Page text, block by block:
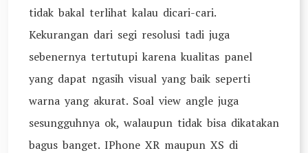
tidak bakal terlihat kalau dicari-cari.
Kekurangan dari segi resolusi tadi juga
sebenernya tertutupi karena kualitas panel
yang dapat ngasih visual yang baik seperti
warna yang akurat. Soal view angle juga
sesungguhnya ok, walaupun tidak bisa dikatakan
bagus banget. IPhone XR maupun XS di